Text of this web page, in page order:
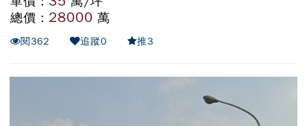
總價 : 28000 萬
閱362 追蹤0 推3